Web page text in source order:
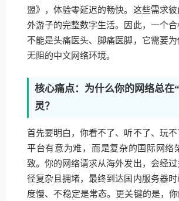
盟》，体验零延迟的畅快。这些需求
外游子的完整数字生活。因此，一个
不能是头痛医头、脚痛医脚，它需要
无阻的中文网络环境。
核心痛点：为什么你的网络总在
灵？
首先要明白，你看不了、听不了、玩
平台有意为难，而是复杂的国际网络
致。你的网络请求从海外发出，会经
径复杂且拥堵，最终到达国内服务器
度慢、不稳定是常态。更关键的是，